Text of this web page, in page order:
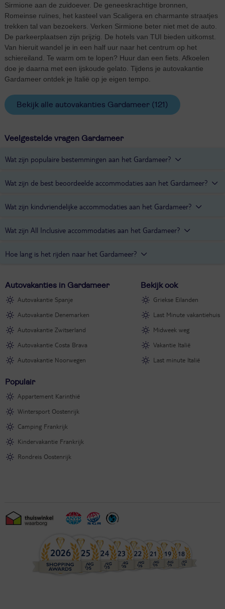
Sirmione aan de zuidoever. De geneeskrachtige bronnen,
Romeinse ruïnes, het kasteel van Scaligera en charmante straatjes
trekken tal van bezoekers. Verken Sirmione beter niet met de auto.
De parkeerplaatsen zijn prijzig. De hotels van TUI bieden uitkomst.
Van hieruit wandel je in een half uur naar het centrum op het
schiereiland. Te warm om te lopen? Huur dan een fiets. Afkoelen
doe je daarna met een ijskoude gelato. Tijdens je autovakantie
Gardameer ontdek je Italië op je eigen tempo.
Bekijk alle autovakanties Gardameer (121)
Veelgestelde vragen Gardameer
Wat zijn populaire bestemmingen aan het Gardameer?
Populaire bestemmingen aan het Gardameer zijnLazise,Bardolino
Wat zijn de best beoordeelde accommodaties aan het Gardameer?
De best beoordeelde accommodaties aan het Gardameer zijn de
Suites & Residence
Wat zijn kindvriendelijke accommodaties aan het Gardameer?
Kindvriendelijke accommodaties aan het Gardameer zijn
Rocca
Wat zijn All Inclusive accommodaties aan het Gardameer?
Parc Hotel en hotelLeonardo Da Vincizijn All Inclusive
Hoe lang is het rijden naar het Gardameer?
uur onderweg.
Autovakanties in Gardameer
Autovakantie Spanje
Autovakantie Denemarken
Autovakantie Zwitserland
Autovakantie Costa Brava
Autovakantie Noorwegen
Bekijk ook
Griekse Eilanden
Last Minute vakantiehuis
Midweek weg
Vakantie Italië
Last minute Italië
Populair
Appartement Karinthië
Wintersport Oostenrijk
Camping Frankrijk
Kindervakantie Frankrijk
Rondreis Oostenrijk